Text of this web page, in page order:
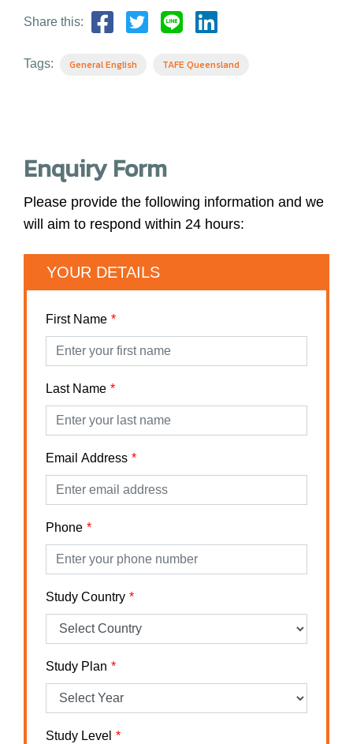
Share this:
Tags: General English TAFE Queensland
Enquiry Form
Please provide the following information and we
will aim to respond within 24 hours:
YOUR DETAILS
First Name
Last Name
Email Address
Phone
Study Country
Study Plan
Study Level